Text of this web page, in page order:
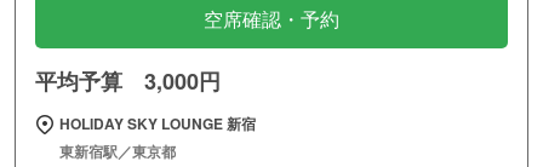
空席確認・予約
平均予算 3,000円
HOLIDAY SKY LOUNGE 新宿
東新宿駅／東京都